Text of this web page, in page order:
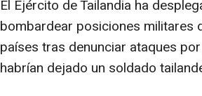
El Ejército de Tailandia ha
bombardear posiciones militares
países tras denunciar ataques
habrían dejado un soldado